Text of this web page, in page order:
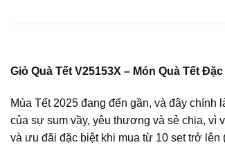
Giỏ Quà Tết V25153X – Món Quà Tết
Mùa Tết 2025 đang đến gần, và đây
của sự sum vầy, yêu thương và sẻ chia, vì
và ưu đãi đặc biệt khi mua từ 10 set trở